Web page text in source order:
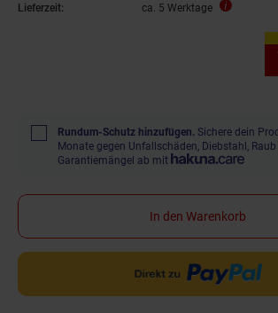
Lieferzeit:
ca. 5 Werktage
Rundum-Schutz hinzufügen. Sichere dein
Monate gegen Unfallschäden, Diebstahl, Raub
Garantiemängel ab mit
In den Warenkorb